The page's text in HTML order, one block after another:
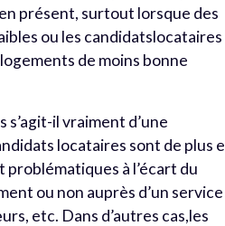
présent, surtout lorsque des
ou les candidatslocataires
de moins bonne
il vraiment d’une
locataires sont de plus
à l’écart du
ou non auprès d’un service
etc. Dans d’autres cas,les